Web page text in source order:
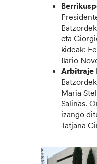
eta
kideak:
Ilario
Arbitraje
Maria
Salinas.
izango
Tatjana